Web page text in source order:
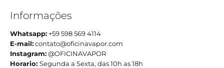
Informações
Whatsapp: +59 598 569 4114
E-mail:contato@oficinavapor.com
Instagram:@OFICINAVAPOR
Horario: Segunda a Sexta, das 10h as 18h